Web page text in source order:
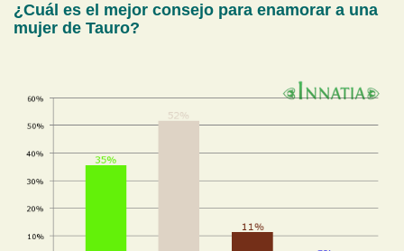
¿Cuál es el mejor consejo para enamorar a una
mujer de Tauro?